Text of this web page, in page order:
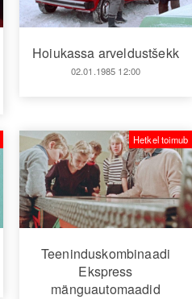
Hoiukassa arveldustšekk
02.01.1985 12:00
Teeninduskombinaadi
Ekspress
mänguautomaadid
Hetkel toimub